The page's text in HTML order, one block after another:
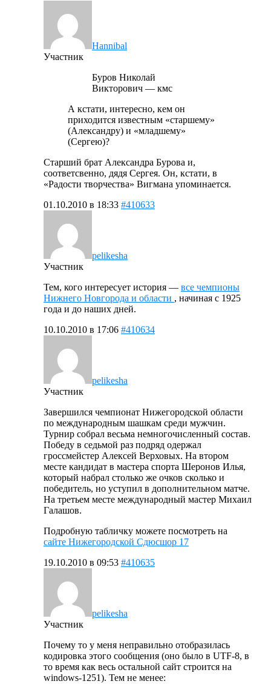
Hannibal
Участник
Буров Николай
Викторович — кмс
А кстати, интересно, кем он
приходится известным «старшему»
(Александру) и «младшему»
(Сергею)?
Старший брат Александра Бурова и,
соответсвенно, дядя Сергея. Он, кстати, в
«Радости творчества» Вигмана упоминается.
01.10.2010 в 18:33 #410633
pelikesha
Участник
Тем, кого интересует история — все чемпионы
Нижнего Новгорода и области , начиная с 1925
года и до наших дней.
10.10.2010 в 17:06 #410634
pelikesha
Участник
Завершился чемпионат Нижегородской области
по международным шашкам среди мужчин.
Турнир собрал весьма немногочисленный состав.
Победу в седьмой раз подряд одержал
гроссмейстер Алексей Верховых. На втором
месте кандидат в мастера спорта Шеронов Илья,
который набрал столько же очков сколько и
победитель, но уступил в дополнительном матче.
На третьем месте международный мастер Михаил
Галашов.
Подробную табличку можете посмотреть на
сайте Нижегородской Сдюсшор 17
19.10.2010 в 09:53 #410635
pelikesha
Участник
Почему то у меня неправильно отобразилась
кодировка этого сообщения (оно было в UTF-8, в
то время как весь остальной сайт строится на
windows-1251). Тем не менее: